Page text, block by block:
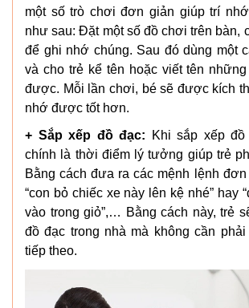
một số trò chơi đơn giản giúp trí
như sau: Đặt một số đồ chơi trên bàn,
để ghi nhớ chúng. Sau đó dùng một
và cho trẻ kể tên hoặc viết tên
được. Mỗi lần chơi, bé sẽ được kích
nhớ được tốt hơn.
+ Sắp xếp đồ đạc: Khi sắp xếp đồ
chính là thời điểm lý tưởng giúp trẻ
Bằng cách đưa ra các mệnh lệnh
“con bỏ chiếc xe này lên kệ nhé” hay
vào trong giỏ”,… Bằng cách này, trẻ
đồ đạc trong nhà mà không cần
tiếp theo.